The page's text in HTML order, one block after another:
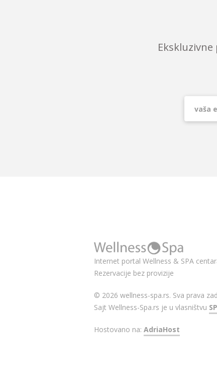
Internet portal Wellness & SPA
Rezervacije bez provizije
© 2026 wellness-spa.rs. Sva prava
Sajt Wellness-Spa.rs je u vlasništvu
Hostovano na: AdriaHost